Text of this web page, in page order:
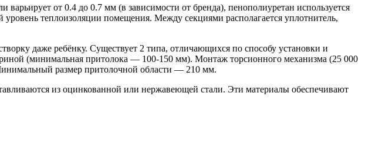
от 0.4 до 0.7 мм (в зависимости от бренда), пенополиуретан используется
теплоизоляции помещения. Между секциями располагается уплотнитель,
даже ребёнку. Существует 2 типа, отличающихся по способу установки и
(минимальная притолока — 100-150 мм). Монтаж торсионного механизма (25 000
размер притолочной области — 210 мм.
из оцинкованной или нержавеющей стали. Эти материалы обеспечивают